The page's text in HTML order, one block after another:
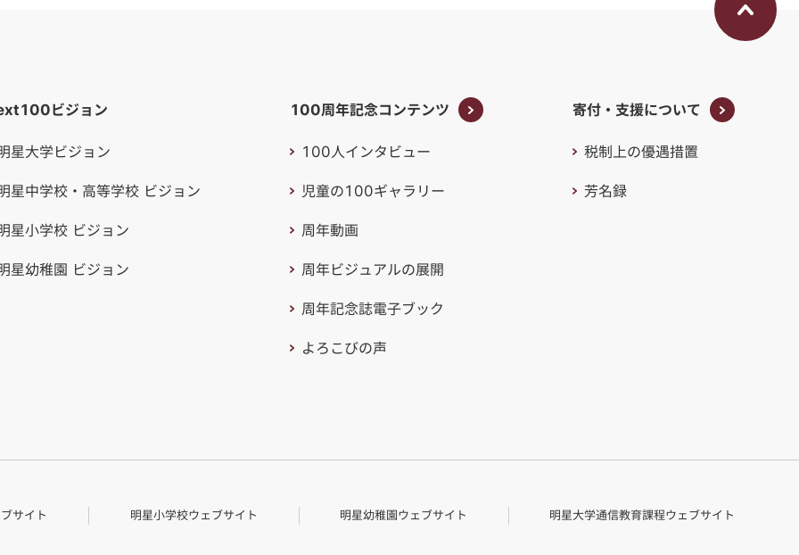
100周年記念コンテンツ
100人インタビュー
児童の100ギャラリー
周年動画
周年ビジュアルの展開
周年記念誌電子ブック
よろこびの声
ビジョン
星大学ビジョン
星中学校・高等学校 ビジョン
星小学校 ビジョン
星幼稚園 ビジョン
寄付・支援について
税制上の優遇措置
芳名録
サイト 明星小学校ウェブサイト 明星幼稚園ウェブサイト 明星大学通信教育課程ウェブサイト